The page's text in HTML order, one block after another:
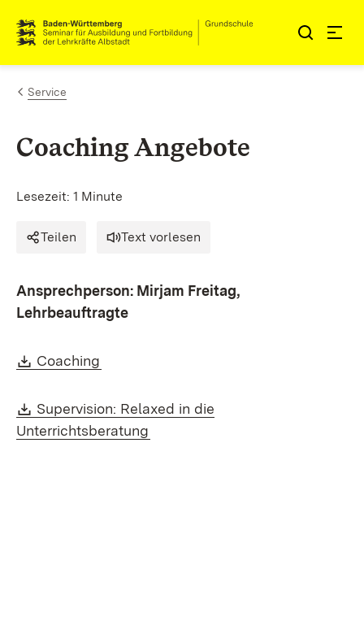
Zum Inhalt springen
Link zur Startseite
Service
Coaching Angebote
Lesezeit: 1 Minute
Teilen Text vorlesen
Ansprechperson: Mirjam Freitag,
Lehrbeauftragte
Download:
Coaching
Download:
Supervision: Relaxed in die
Unterrichtsberatung